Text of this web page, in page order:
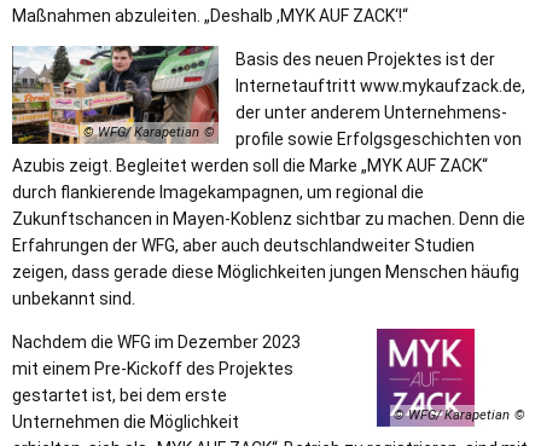
Maßnahmen abzuleiten. „Deshalb ,MYK AUF ZACK‘!“
© WFG/ Karapetian
Basis des neuen Projektes ist der
Internetauftritt www.mykaufzack.de,
der unter anderem Unternehmens-
profile sowie Erfolgsgeschichten von
Azubis zeigt. Begleitet werden soll die Marke „MYK AUF ZACK“
durch flankierende Imagekampagnen, um regional die
Zukunftschancen in Mayen-Koblenz sichtbar zu machen. Denn die
Erfahrungen der WFG, aber auch deutschlandweiter Studien
zeigen, dass gerade diese Möglichkeiten jungen Menschen häufig
unbekannt sind.
© WFG/ Karapetian
Nachdem die WFG im Dezember 2023
mit einem Pre-Kickoff des Projektes
gestartet ist, bei dem erste
Unternehmen die Möglichkeit